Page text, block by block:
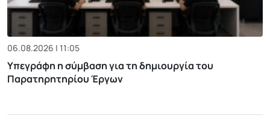
06.08.2026 | 11:05
Υπεγράφη η σύμβαση για τη δημιουργία του
Παρατηρητηρίου Έργων